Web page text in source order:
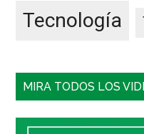
Tecnología
MIRA TODOS LOS